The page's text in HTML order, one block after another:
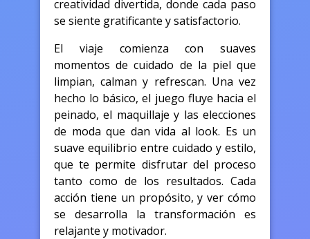
creatividad divertida, donde cada paso
se siente gratificante y satisfactorio.
El viaje comienza con suaves
momentos de cuidado de la piel que
limpian, calman y refrescan. Una vez
hecho lo básico, el juego fluye hacia el
peinado, el maquillaje y las elecciones
de moda que dan vida al look. Es un
suave equilibrio entre cuidado y estilo,
que te permite disfrutar del proceso
tanto como de los resultados. Cada
acción tiene un propósito, y ver cómo
se desarrolla la transformación es
relajante y motivador.